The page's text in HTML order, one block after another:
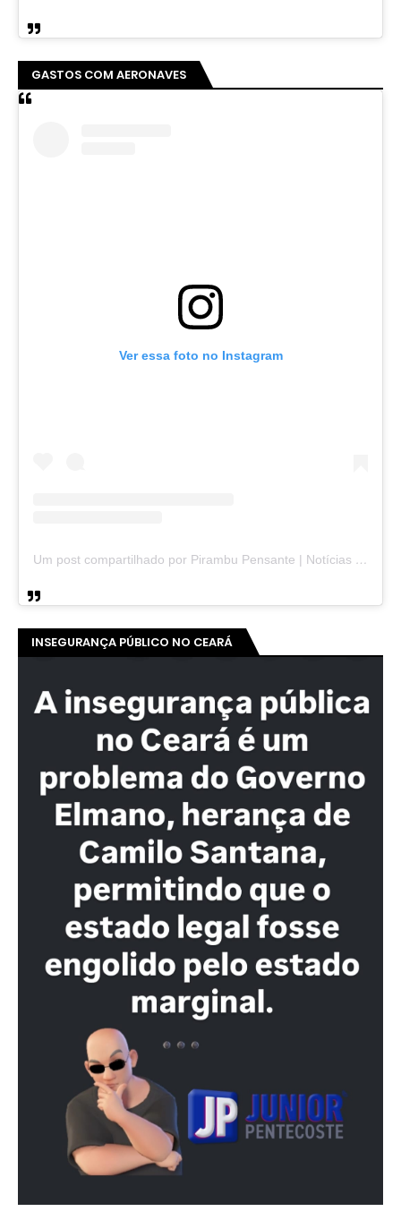
GASTOS COM AERONAVES
Ver essa foto no Instagram
Um post compartilhado por Pirambu Pensante | Notícias & Entretenimento (@pirambupensante)
INSEGURANÇA PÚBLICO NO CEARÁ